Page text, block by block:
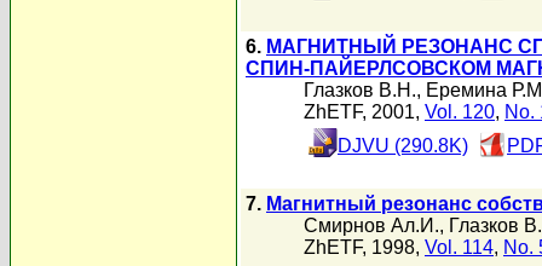
6. МАГНИТНЫЙ РЕЗОНАНС
СПИН-ПАЙЕРЛСОВСКОМ
Глазков В.Н., Еремина
ZhETF, 2001, Vol. 120, No.
DJVU (290.8K)
7. Магнитный резонанс
Смирнов Ал.И., Глазков
ZhETF, 1998, Vol. 114, No.